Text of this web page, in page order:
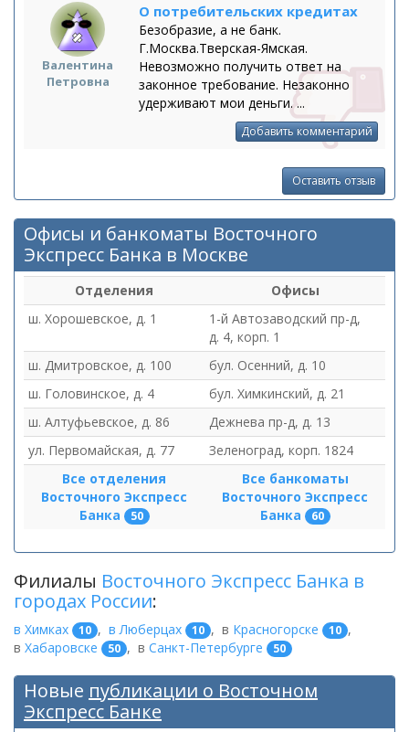
Валентина
Петровна
О потребительских кредитах
Безобразие, а не банк.
Г.Москва.Тверская-Ямская.
Невозможно получить ответ на
законное требование. Незаконно
удерживают мои деньги. ...
Добавить комментарий
Оставить отзыв
Офисы и банкоматы Восточного
Экспресс Банка в Москве
Отделения
Офисы
ш. Хорошевское, д. 1
1-й Автозаводский пр-д,
д. 4, корп. 1
ш. Дмитровское, д. 100
бул. Осенний, д. 10
ш. Головинское, д. 4
бул. Химкинский, д. 21
ш. Алтуфьевское, д. 86
Дежнева пр-д, д. 13
ул. Первомайская, д. 77
Зеленоград, корп. 1824
Все отделения
Восточного Экспресс
Банка
50
Все банкоматы
Восточного Экспресс
Банка
60
Филиалы Восточного Экспресс Банка в
городах России:
в Химках 10 , в Люберцах 10 , в Красногорске 10 ,
в Хабаровске 50 , в Санкт-Петербурге 50
Новые публикации о Восточном
Экспресс Банке